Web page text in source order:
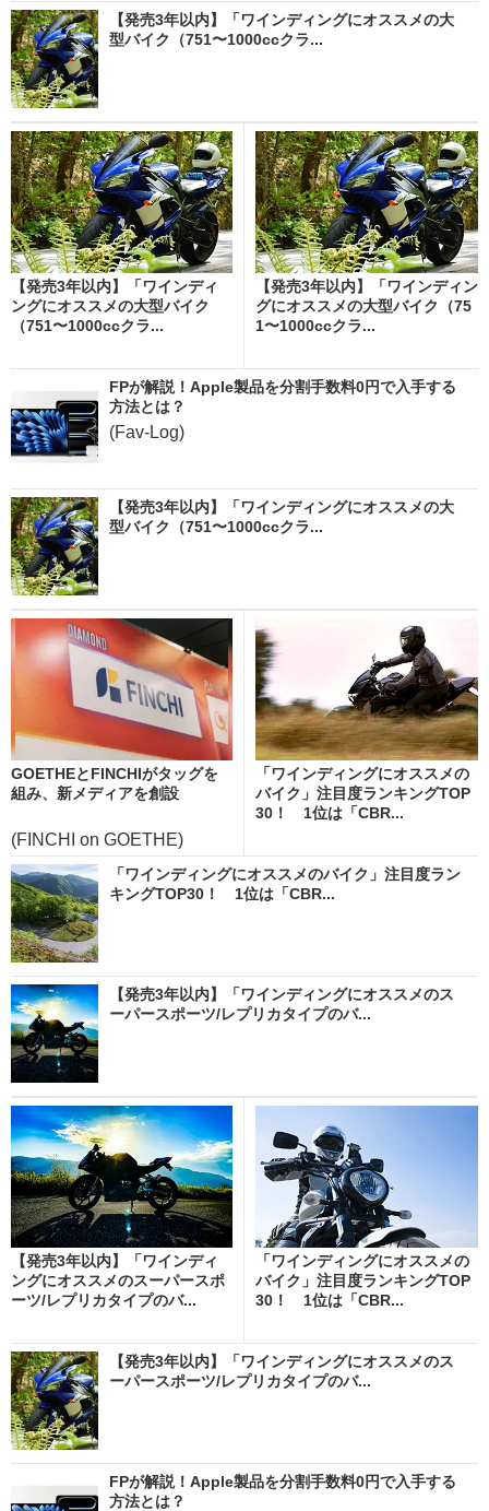
【発売3年以内】「ワインディングにオススメの大
型バイク（751〜1000ccクラ...
【発売3年以内】「ワインディ
ングにオススメの大型バイク
（751〜1000ccクラ...
【発売3年以内】「ワインディン
グにオススメの大型バイク（75
1〜1000ccクラ...
FPが解説！Apple製品を分割手数料0円で入手する
方法とは？
(Fav-Log)
【発売3年以内】「ワインディングにオススメの大
型バイク（751〜1000ccクラ...
GOETHEとFINCHIがタッグを
組み、新メディアを創設
(FINCHI on GOETHE)
「ワインディングにオススメの
バイク」注目度ランキングTOP
30！ 1位は「CBR...
「ワインディングにオススメのバイク」注目度ラン
キングTOP30！ 1位は「CBR...
【発売3年以内】「ワインディングにオススメのス
ーパースポーツ/レプリカタイプのバ...
【発売3年以内】「ワインディ
ングにオススメのスーパースポ
ーツ/レプリカタイプのバ...
「ワインディングにオススメの
バイク」注目度ランキングTOP
30！ 1位は「CBR...
【発売3年以内】「ワインディングにオススメのス
ーパースポーツ/レプリカタイプのバ...
FPが解説！Apple製品を分割手数料0円で入手する
方法とは？